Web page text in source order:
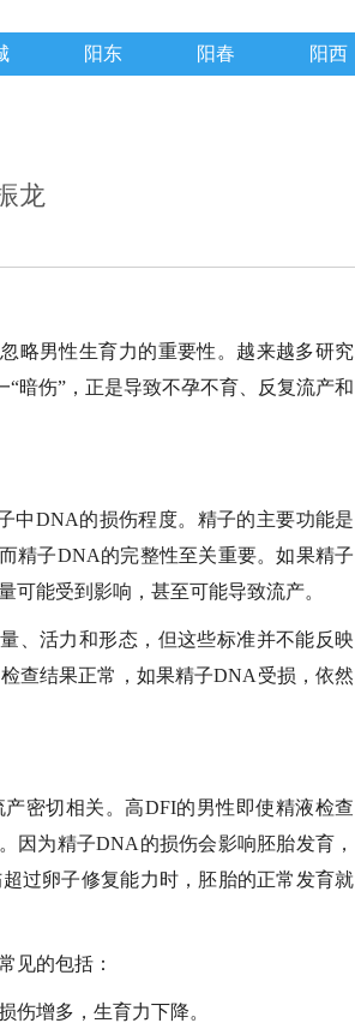
阳东 阳春 阳西
龙
略男性生育力的重要性。越来越多研究
暗伤”，正是导致不孕不育、反复流产和
中DNA的损伤程度。精子的主要功能是
精子DNA的完整性至关重要。如果精子
能受到影响，甚至可能导致流产。
、活力和形态，但这些标准并不能反映
查结果正常，如果精子DNA受损，依然
密切相关。高DFI的男性即使精液检查
因为精子DNA的损伤会影响胚胎发育，
过卵子修复能力时，胚胎的正常发育就
见的包括：
伤增多，生育力下降。